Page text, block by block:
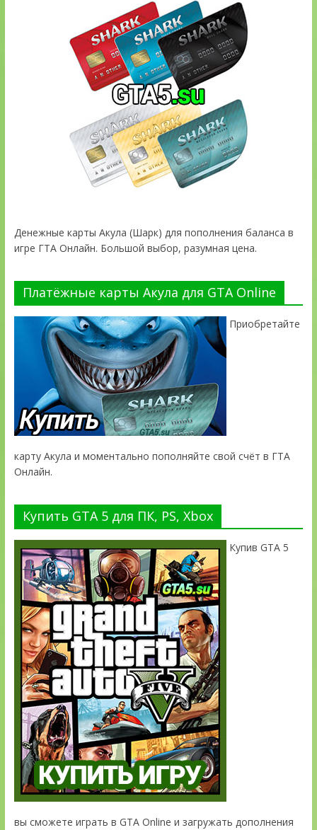
Денежные карты Акула (Шарк) для пополнения баланса в
игре ГТА Онлайн. Большой выбор, разумная цена.
Платёжные карты Акула для GTA Online
Приобретайте
карту Акула и моментально пополняйте свой счёт в ГТА
Онлайн.
Купить GTA 5 для ПК, PS, Xbox
Купив GTA 5
вы сможете играть в GTA Online и загружать дополнения